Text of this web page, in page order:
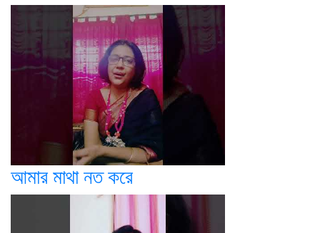
আমার মাথা নত করে